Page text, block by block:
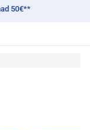
50€**